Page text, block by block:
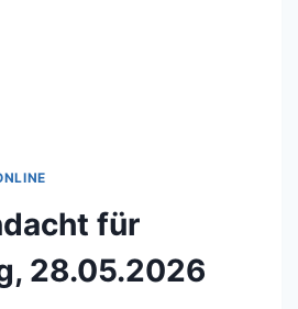
für
28.05.2026